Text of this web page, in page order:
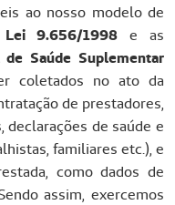
ao nosso modelo de
Lei 9.656/1998 e as
de Saúde Suplementar
coletados no ato da
de prestadores,
declarações de saúde e
familiares etc.), e
como dados de
assim, exercemos